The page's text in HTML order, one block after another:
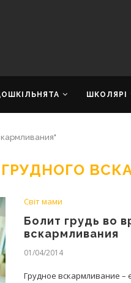
ШКОЛЯРІ
Світ мами
Болит грудь во
вскармливания
01/04/2014
Грудное вскармливание –